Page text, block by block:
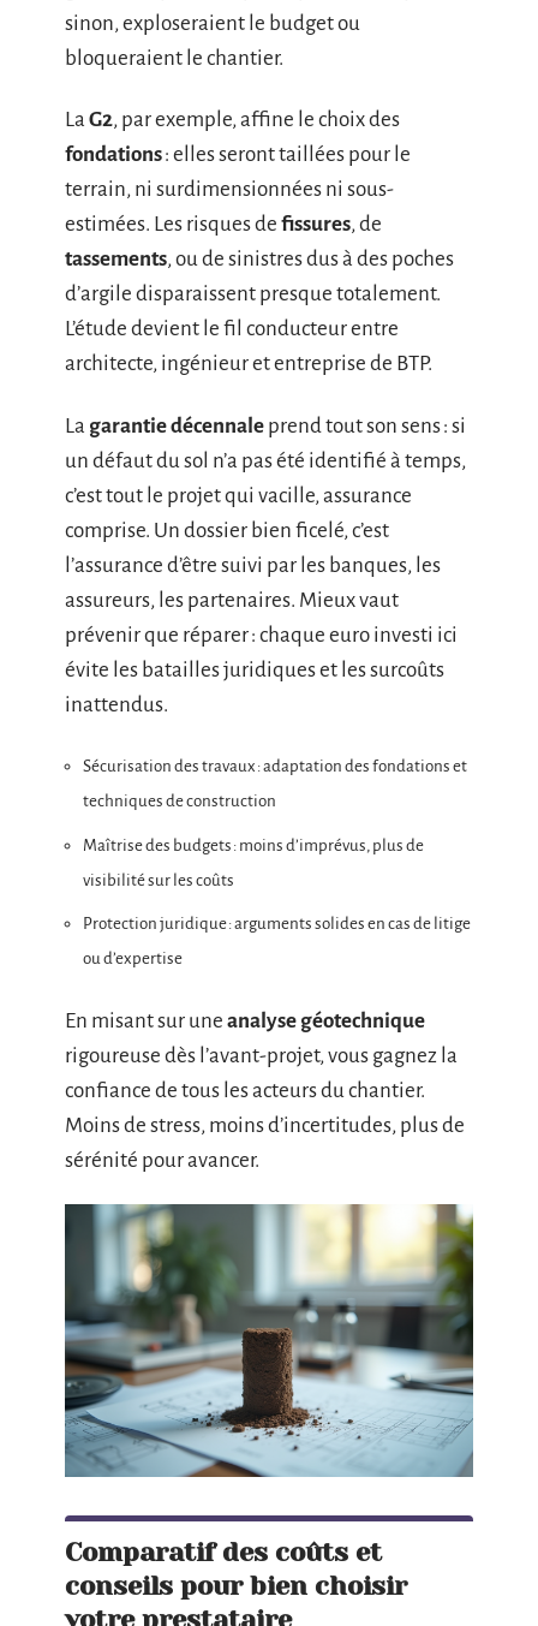
sinon, exploseraient le budget ou
bloqueraient le chantier.
La G2, par exemple, affine le choix des
fondations: elles seront taillées pour le
terrain, ni surdimensionnées ni sous-
estimées. Les risques de fissures, de
tassements, ou de sinistres dus à des poches
d’argile disparaissent presque totalement.
L’étude devient le fil conducteur entre
architecte, ingénieur et entreprise de BTP.
La garantie décennale prend tout son sens : si
un défaut du sol n’a pas été identifié à temps,
c’est tout le projet qui vacille, assurance
comprise. Un dossier bien ficelé, c’est
l’assurance d’être suivi par les banques, les
assureurs, les partenaires. Mieux vaut
prévenir que réparer : chaque euro investi ici
évite les batailles juridiques et les surcoûts
inattendus.
Sécurisation des travaux : adaptation des fondations et
techniques de construction
Maîtrise des budgets : moins d’imprévus, plus de
visibilité sur les coûts
Protection juridique : arguments solides en cas de litige
ou d’expertise
En misant sur une analyse géotechnique
rigoureuse dès l’avant-projet, vous gagnez la
confiance de tous les acteurs du chantier.
Moins de stress, moins d’incertitudes, plus de
sérénité pour avancer.
Comparatif des coûts et
conseils pour bien choisir
votre prestataire